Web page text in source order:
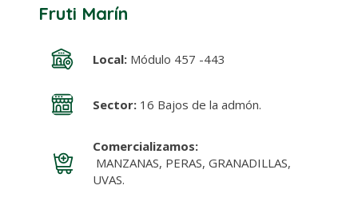
Fruti Marín
Local:Módulo 457 -443
Sector:16 Bajos de la admón.
Comercializamos:
MANZANAS, PERAS, GRANADILLAS,
UVAS.